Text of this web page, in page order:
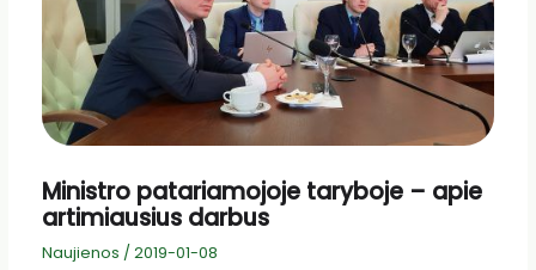
Ministro patariamojoje taryboje – apie
artimiausius darbus
Naujienos / 2019-01-08